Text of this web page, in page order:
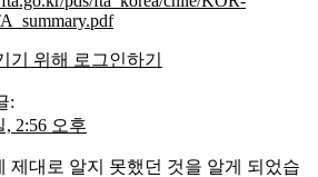
기 위해 로그인하기
:
, 2:56 오후
제대로 알지 못했던 것을 알게 되었습